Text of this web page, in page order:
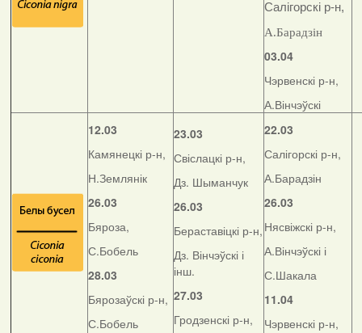
Салігорскі р-н,
А.Барадзін
03.04
Чэрвенскі р-н,
А.Вінчэўскі
12.03
Камянецкі р-н,
Н.Землянік
26.03
Бяроза,
С.Бобель
28.03
Бярозаўскі р-н,
С.Бобель
23.03
Свіслацкі р-н,
Дз. Шыманчук
26.03
Бераставіцкі р-н,
Дз. Вінчэўскі і
інш.
27.03
Гродзенскі р-н,
22.03
Салігорскі р-н,
А.Барадзін
26.03
Нясвіжскі р-н,
А.Вінчэўскі і
С.Шакала
11.04
Чэрвенскі р-н,